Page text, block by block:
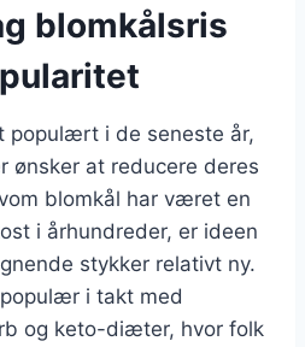
blomkålsris
populært i de seneste år,
ønsker at reducere deres
blomkål har været en
i århundreder, er ideen
stykker relativt ny.
i takt med
og keto-diæter, hvor folk